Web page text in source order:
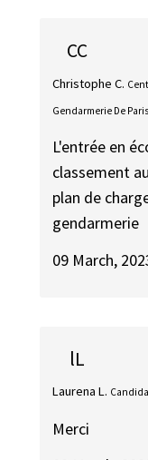
CC
Christophe C.
Gendarmerie De
L'entrée en
classement
plan de
gendarmerie
09 March,
lL
Laurena L.
Merci